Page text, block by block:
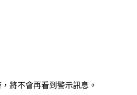
將不會再看到警示訊息。